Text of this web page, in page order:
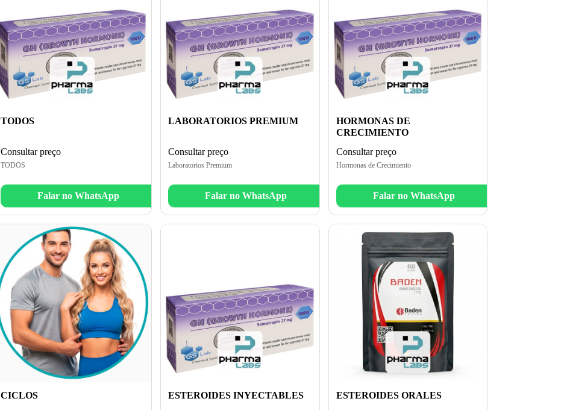
TODOS
Consultar preço
TODOS
Falar no WhatsApp
LABORATORIOS PREMIUM
Consultar preço
Laboratorios Premium
Falar no WhatsApp
HORMONAS DE
CRECIMIENTO
Consultar preço
Hormonas de Crecimiento
Falar no WhatsApp
CICLOS ESTEROIDES INYECTABLES ESTEROIDES ORALES